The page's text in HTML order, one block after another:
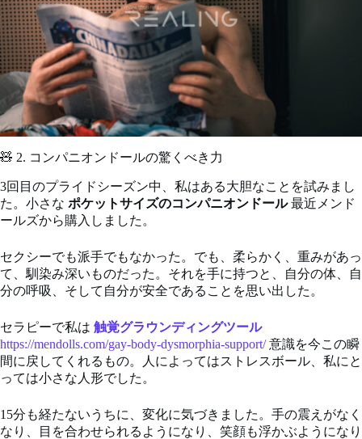
🧸 2. コンパニオンドールの驚くべき力
3回目のプライドシーズン中、私はある大胆なことを試みまし
た。小さな ポケットサイズのコンパニオンドール最近メンド
ールズから購入しました。
セクシーでも派手でもなかった。でも、柔らかく、重みがあっ
て、馴染み深いものだった。それを手に持つと、自分の体、自
分の呼吸、そして自分が安全であることを思い出した。
セラピーで私は 触覚グラウンディングツール
https://mendolls.com/gay-body-dysmorphia-support/意識を今この瞬
間に戻してくれるもの。人によってはストレスボール、私にと
っては小さな人形でした。
15分も経たないうちに、変化に気づきました。手の震えがなく
なり、目を合わせられるようになり、笑顔も浮かぶようになり